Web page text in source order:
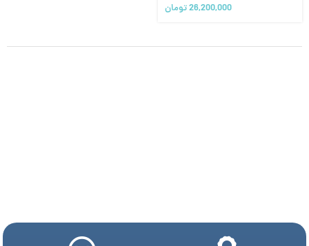
26,200,000تومان